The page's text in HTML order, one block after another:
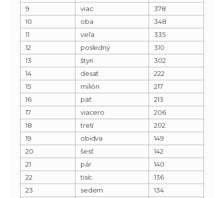
9
viac
378
10
oba
348
11
veľa
335
12
posledný
310
13
štyri
302
14
desať
222
15
milión
217
16
päť
213
17
viacero
206
18
tretí
202
19
obidva
149
20
šesť
142
21
pár
140
22
tisíc
136
23
sedem
134